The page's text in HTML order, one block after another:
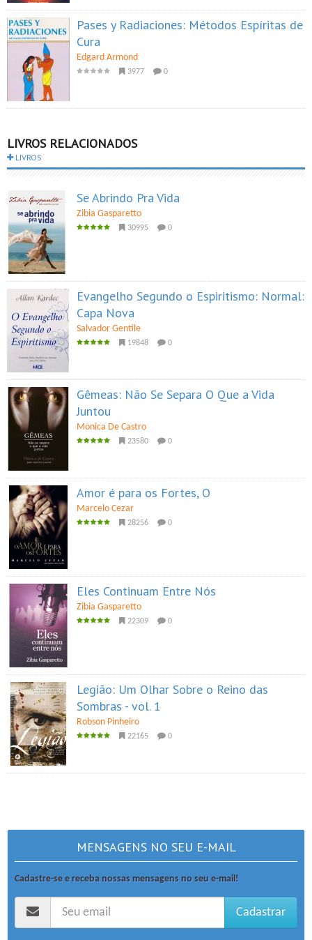
Pases y Radiaciones: Métodos Espíritas de
Cura
Edgard Armond
3977 0
LIVROS RELACIONADOS
LIVROS
Se Abrindo Pra Vida
Zibia Gasparetto
30995 0
Evangelho Segundo o Espiritismo: Normal:
Capa Nova
Salvador Gentile
19848 0
Gêmeas: Não Se Separa O Que a Vida
Juntou
Monica De Castro
23580 0
Amor é para os Fortes, O
Marcelo Cezar
28256 0
Eles Continuam Entre Nós
Zibia Gasparetto
22309 0
Legião: Um Olhar Sobre o Reino das
Sombras - vol. 1
Robson Pinheiro
22165 0
MENSAGENS NO SEU E-MAIL
Cadastre-se e receba nossas mensagens no seu e-mail!
Cadastrar